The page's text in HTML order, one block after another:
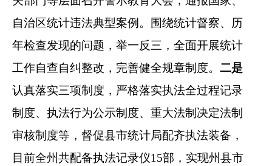
自治区统计违法典型案例 。 围绕统计督察、历
年检查发现的问题，举一反三，全面开展统计
工作自查自纠整改 ，完善健全规章制度。 二是
认真落实三项制度，严格落实执法全过程记录
制度、执法行为公示制度、重大法制决定法制
审核制度等，督促县市统计局配齐执法装备，
目前全州共配备执法记录仪15部，实现州县市